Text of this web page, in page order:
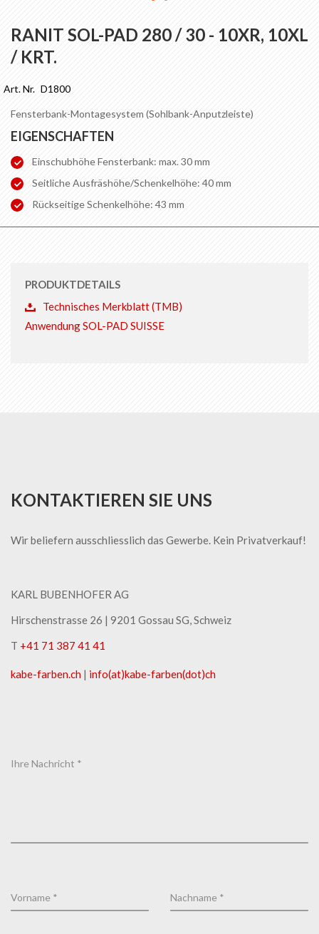
RANIT SOL-PAD 280 / 30 - 10XR, 10XL
/ KRT.
Art. Nr. D1800
Anfang
der
Bildgalerie
PRODUKTDETAILS
Technisches Merkblatt (TMB)
Anwendung SOL-PAD SUISSE
Fensterbank-Montagesystem (Sohlbank-Anputzleiste)
EIGENSCHAFTEN
Einschubhöhe Fensterbank: max. 30 mm
Seitliche Ausfräshöhe/Schenkelhöhe: 40 mm
Rückseitige Schenkelhöhe: 43 mm
KONTAKTIEREN SIE UNS
Wir beliefern ausschliesslich das Gewerbe. Kein Privatverkauf!
KARL BUBENHOFER AG
Hirschenstrasse 26 | ​9201 Gossau SG, Schweiz
T +41 71 387 41 41
kabe-​farben.ch | info(at)kabe-​farben(dot)ch